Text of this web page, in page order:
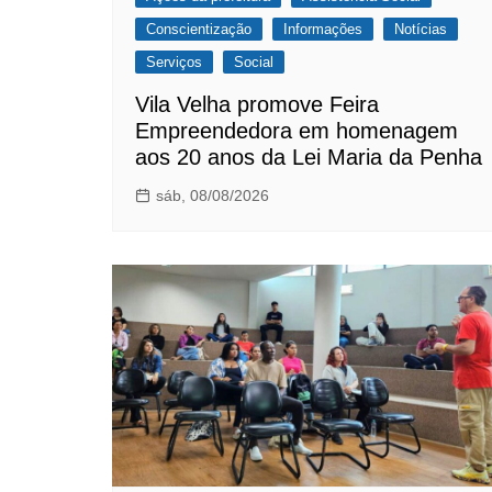
Conscientização
Informações
Notícias
Serviços
Social
Vila Velha promove Feira
Empreendedora em homenagem
aos 20 anos da Lei Maria da Penha
sáb, 08/08/2026